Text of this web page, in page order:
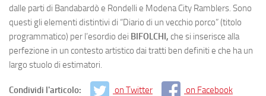
dalle parti di Bandabardò e Rondelli e Modena City Ramblers. Sono
questi gli elementi distintivi di “Diario di un vecchio porco” (titolo
programmatico) per l’esordio dei BIFOLCHI, che si inserisce alla
perfezione in un contesto artistico dai tratti ben definiti e che ha un
largo stuolo di estimatori.
Condividi l'articolo: on Twitter on Facebook